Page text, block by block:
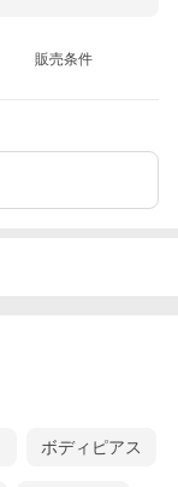
販売条件
ボディピアス